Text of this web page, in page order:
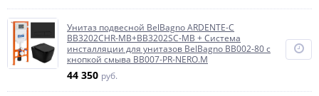
Унитаз подвесной BelBagno ARDENTE-C
BB3202CHR-MB+BB3202SC-MB + Система
инсталляции для унитазов BelBagno BB002-80 с
кнопкой смыва BB007-PR-NERO.M
44 350 руб.